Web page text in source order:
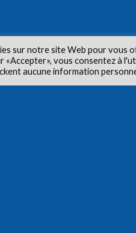
Droits
sur notre site Web pour vous
«Accepter», vous consentez à
aucune information